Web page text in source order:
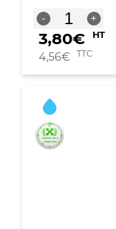
C13T664440
/
C13T67344A
-
-
quantité
de
Bouteille
d'encre
Epson
/
103
/
104
+
3,80€ HT
4,56€ TTC